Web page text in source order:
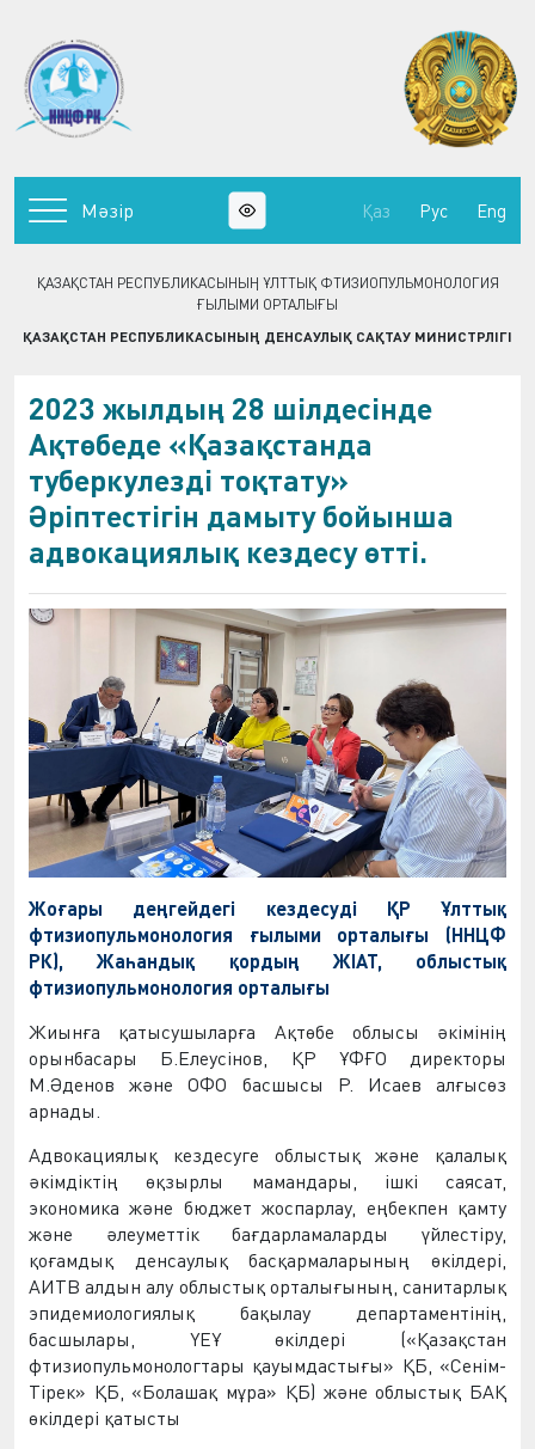
ҚАЗАҚСТАН РЕСПУБЛИКАСЫНЫҢ ҰЛТТЫҚ ФТИЗИОПУЛЬМОНОЛОГИЯ
ҒЫЛЫМИ ОРТАЛЫҒЫ
ҚАЗАҚСТАН РЕСПУБЛИКАСЫНЫҢ ДЕНСАУЛЫҚ САҚТАУ МИНИСТРЛІГІ
Мәзір Қаз Рус Eng
2023 жылдың 28 шілдесінде
Ақтөбеде «Қазақстанда
туберкулезді тоқтату»
Әріптестігін дамыту бойынша
адвокациялық кездесу өтті.
Жоғары деңгейдегі кездесуді ҚР Ұлттық
фтизиопульмонология ғылыми орталығы (ННЦФ
РК), Жаһандық қордың ЖІАТ, облыстық
фтизиопульмонология орталығы
Жиынға қатысушыларға Ақтөбе облысы әкімінің
орынбасары Б.Елеусінов, ҚР ҰФҒО директоры
М.Әденов және ОФО басшысы Р. Исаев алғысөз
арнады.
Адвокациялық кездесуге облыстық және қалалық
әкімдіктің өқзырлы мамандары, ішкі саясат,
экономика және бюджет жоспарлау, еңбекпен қамту
және әлеуметтік бағдарламаларды үйлестіру,
қоғамдық денсаулық басқармаларының өкілдері,
АИТВ алдын алу облыстық орталығының, санитарлық
эпидемиологиялық бақылау департаментінің,
басшылары,
ҮЕҰ өкілдері («Қазақстан
фтизиопульмонологтары қауымдастығы» ҚБ, «Сенім-
Тірек» ҚБ, «Болашақ мұра» ҚБ) және облыстық БАҚ
өкілдері қатысты